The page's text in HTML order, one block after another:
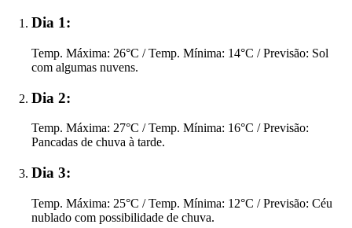
Dia 1:
Temp. Máxima: 26°C / Temp. Mínima: 14°C / Previsão: Sol
com algumas nuvens.
Dia 2:
Temp. Máxima: 27°C / Temp. Mínima: 16°C / Previsão:
Pancadas de chuva à tarde.
Dia 3:
Temp. Máxima: 25°C / Temp. Mínima: 12°C / Previsão: Céu
nublado com possibilidade de chuva.